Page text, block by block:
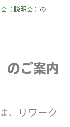
（説明会）の
のご案内
、リワーク